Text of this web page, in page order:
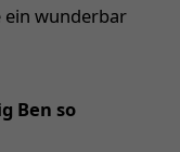
ein wunderbar
Ben so